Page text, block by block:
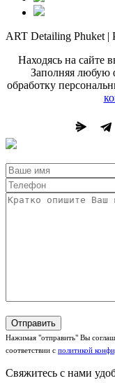
ART Detailing Phuket |
Находясь на сайте
Заполняя любую
обработку
Нажимая "отправить" Вы
соответствии с политикой
Свяжитесь с нами